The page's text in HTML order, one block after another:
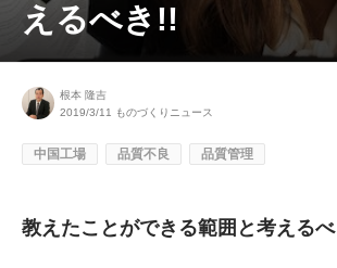
えるべき!!
根本 隆吉
2019/3/11
ものづくりニュース
中国工場 品質不良 品質管理
教えたことができる範囲と考える